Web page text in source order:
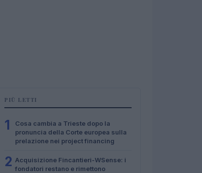
PIÙ LETTI
1
Cosa cambia a Trieste dopo la
pronuncia della Corte europea sulla
prelazione nei project financing
2 Acquisizione Fincantieri-WSense: i
fondatori restano e rimettono